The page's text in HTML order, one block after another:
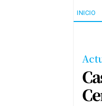
INICIO